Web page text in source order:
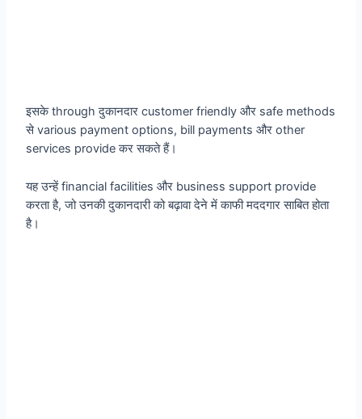
इसके through दुकानदार customer friendly और safe methods
से various payment options, bill payments और other
services provide कर सकते हैं।
यह उन्हें financial facilities और business support provide
करता है, जो उनकी दुकानदारी को बढ़ावा देने में काफी मददगार साबित होता
है।